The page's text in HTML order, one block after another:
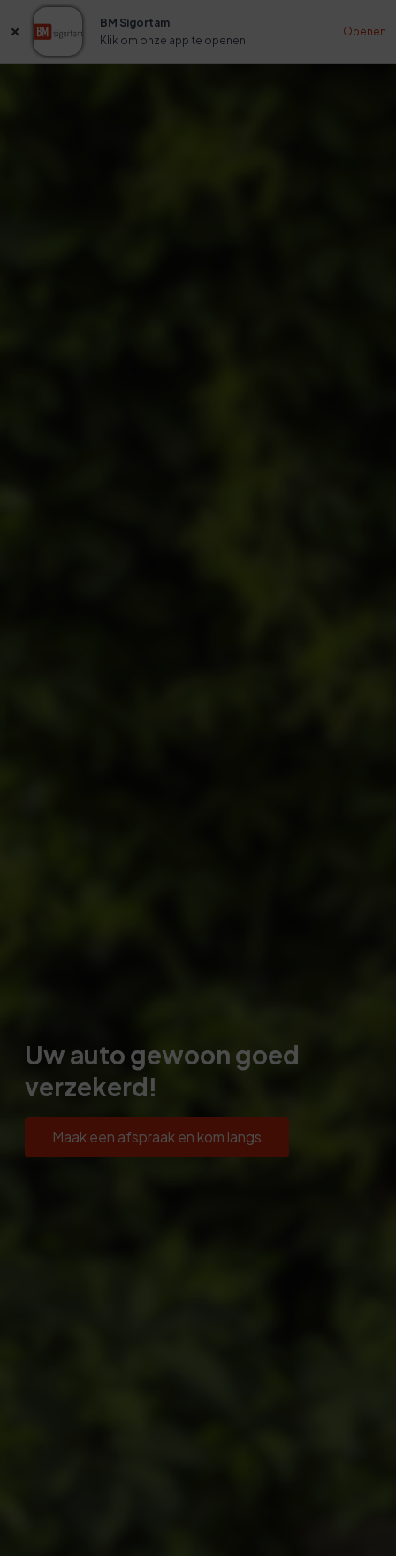
BM Sigortam
Klik om onze app te openen
Openen
Uw auto gewoon goed
verzekerd!
Maak een afspraak en kom langs